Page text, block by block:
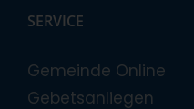
SERVICE
Gemeinde Online
Gebetsanliegen